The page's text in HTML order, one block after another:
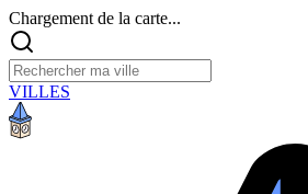
Chargement de la carte...
VILLES